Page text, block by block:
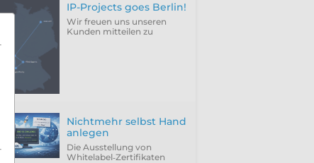
konfigurieren...
IP-Projects goes Berlin!
Wir freuen uns unseren
Kunden mitteilen zu
Nichtmehr selbst Hand
anlegen
Die Ausstellung von
Whitelabel‑Zertifikaten